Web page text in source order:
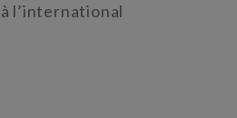
l’international